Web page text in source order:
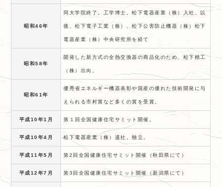
昭和46年
同大学院終了。工学博士。松下電器産業（株）入社。以
後、松下電子工業（株）、松下公害防止機器（株）松下
電器産業（株）中央研究所を経て
昭和58年
開発した新方式の全熱交換器の商品化のため、松下精工
（株）出向。
昭和61年
優秀省エネルギー機器表彰や国産の優れた技術開発に与
えられる市村賞など多くの賞を受賞。
平成10年1月 第１回全国健康住宅サミット開催。
平成10年4月 松下電器産業（株）退社。独立。
平成11年5月 第2回全国健康住宅サミット開催（秋田県にて）
平成12年7月 第3回全国健康住宅サミット開催（新潟県にて）